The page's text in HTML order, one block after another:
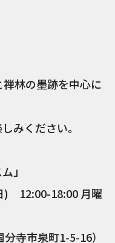
林の墨跡を中心に
みください。
」
) 12:00-18:00 月曜
寺市泉町1-5-16）